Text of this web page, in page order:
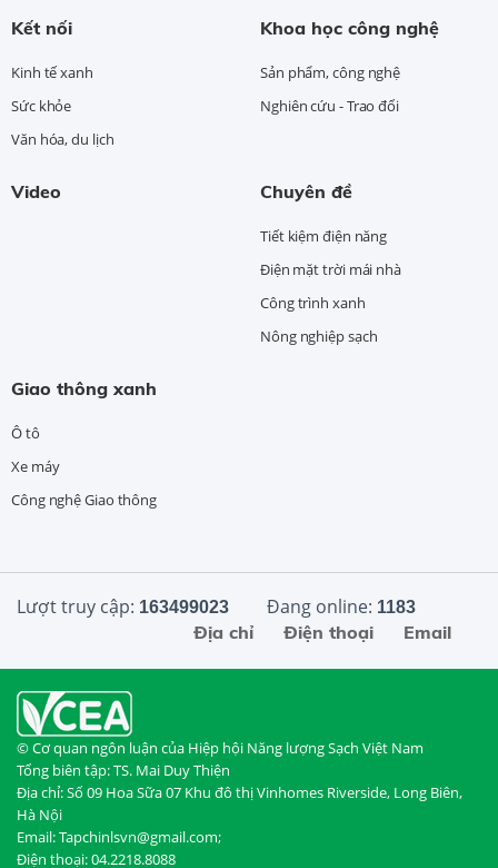
Kết nối
Kinh tế xanh
Sức khỏe
Văn hóa, du lịch
Khoa học công nghệ
Sản phẩm, công nghệ
Nghiên cứu - Trao đổi
Video Chuyên đề
Tiết kiệm điện năng
Điện mặt trời mái nhà
Công trình xanh
Nông nghiệp sạch
Giao thông xanh
Ô tô
Xe máy
Công nghệ Giao thông
Lượt truy cập: 163499023 Đang online: 1183
Email
Điện thoại
Địa chỉ
© Cơ quan ngôn luận của Hiệp hội Năng lượng Sạch Việt Nam
Tổng biên tập: TS. Mai Duy Thiện
Địa chỉ: Số 09 Hoa Sữa 07 Khu đô thị Vinhomes Riverside, Long Biên,
Hà Nội
Email: Tapchinlsvn@gmail.com;
Điện thoại: 04.2218.8088